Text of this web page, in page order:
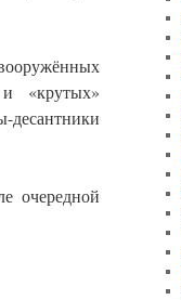
«крутых»
десантники
очередной